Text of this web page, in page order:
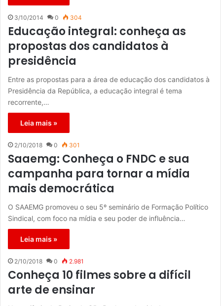
3/10/2014 0 304
Educação integral: conheça as
propostas dos candidatos à
presidência
Entre as propostas para a área de educação dos candidatos à
Presidência da República, a educação integral é tema
recorrente,…
Leia mais »
2/10/2018 0 301
Saaemg: Conheça o FNDC e sua
campanha para tornar a mídia
mais democrática
O SAAEMG promoveu o seu 5º seminário de Formação Político
Sindical, com foco na mídia e seu poder de influência…
Leia mais »
2/10/2018 0 2.981
Conheça 10 filmes sobre a difícil
arte de ensinar